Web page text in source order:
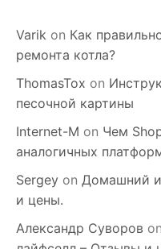
Varik on Как
ремонта котла?
ThomasTox on
песочной картины
Internet-M on Чем
аналогичных
Sergey on Домашний
и цены.
Александр Суворов on